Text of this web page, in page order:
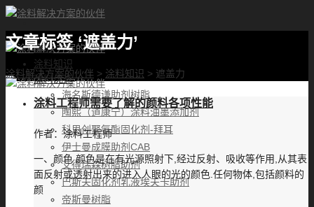
首页
涂料知识
涂料优选
海名斯德谦助剂树脂
陶熙（道康宁）涂料油墨添加剂
科思创聚氨酯固化剂-拜耳
伊士曼成膜助剂CAB
艾得瑞森树脂助剂
巴斯夫固化剂乳液埃夫卡助剂
帝斯曼树脂
文章标签 ‘遮盖力’
涂料解决方案的伙伴 > 涂料知识 > 遮盖力
涂料工程师需要了解的颜料各项性能
作者：涂料工程师
一、颜色 颜色是在有光源照射下,经过反射、吸收等作用,从其表
面反射或透射出来的进入人眼的光的颜色.任何物体,包括颜料的
颜